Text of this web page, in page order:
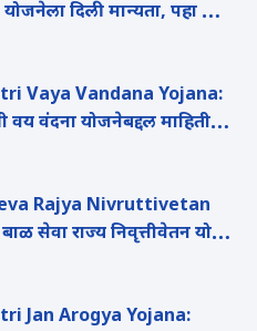
द‍िली मान्यता, पहा काय
Vaya Vandana Yojana:
वय वंदना योजनेबद्दल माहिती
Rajya Nivruttivetan
सेवा राज्य निवृत्तीवेतन योजने
Jan Arogya Yojana: